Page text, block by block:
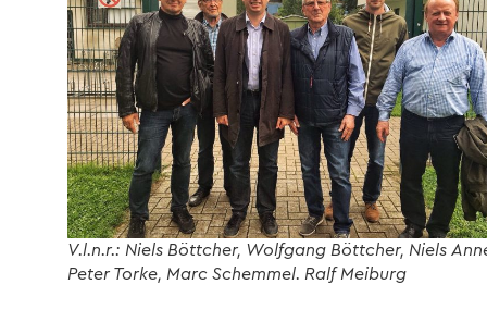
V.l.n.r.: Niels Böttcher, Wolfgang Böttcher, Niels
Peter Torke, Marc Schemmel. Ralf Meiburg